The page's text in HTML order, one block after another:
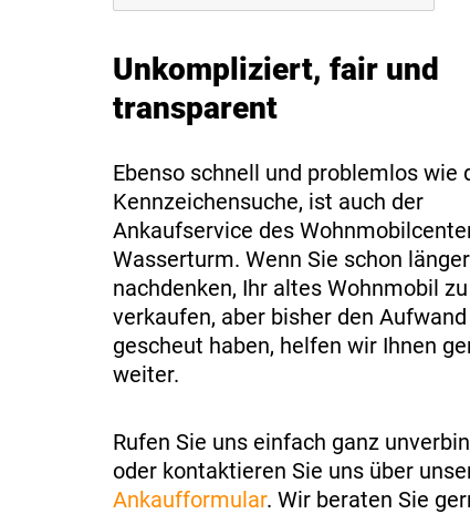
Unkompliziert, fair und
transparent
Ebenso schnell und problemlos wie
Kennzeichensuche, ist auch der
Ankaufservice des
Wasserturm. Wenn Sie schon
nachdenken, Ihr altes Wohnmobil zu
verkaufen, aber bisher den Aufwand
gescheut haben, helfen wir Ihnen
weiter.
Rufen Sie uns einfach ganz
oder kontaktieren Sie uns über
Ankaufformular. Wir beraten Sie